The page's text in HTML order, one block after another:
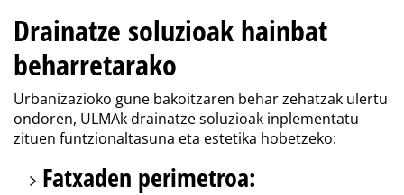
Drainatze soluzioak hainbat
beharretarako
Urbanizazioko gune bakoitzaren behar zehatzak ulertu
ondoren, ULMAk drainatze soluzioak inplementatu
zituen funtzionaltasuna eta estetika hobetzeko:
Fatxaden perimetroa: